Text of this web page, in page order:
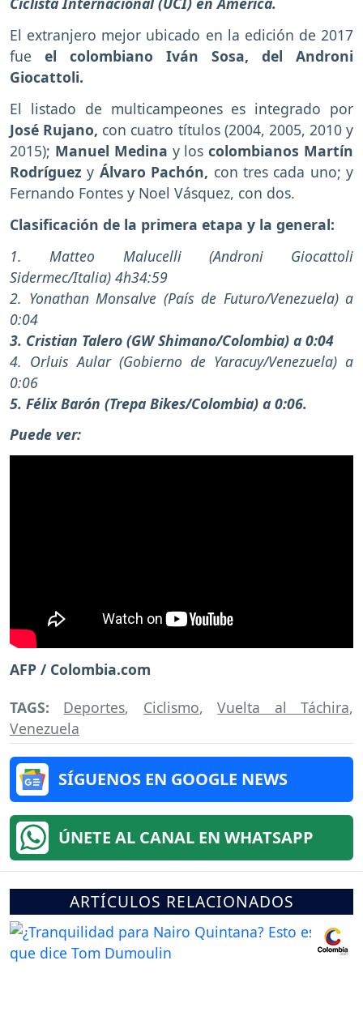
El extranjero mejor ubicado en la edición de 2017
fue el colombiano Iván Sosa, del Androni
Giocattoli.
El listado de multicampeones es integrado por
José Rujano, con cuatro títulos (2004, 2005, 2010 y
2015); Manuel Medina y loscolombianos Martín
Rodríguez y Álvaro Pachón, con tres cada uno; y
Fernando Fontes y Noel Vásquez, con dos.
Clasificación de la primera etapa y la general:
1. Matteo Malucelli (Androni Giocattoli
Sidermec/Italia) 4h34:59
2. Yonathan Monsalve (País de Futuro/Venezuela) a
0:04
3. Cristian Talero (GW Shimano/Colombia) a 0:04
4. Orluis Aular (Gobierno de Yaracuy/Venezuela) a
0:06
5. Félix Barón (Trepa Bikes/Colombia) a 0:06.
Puede ver:
AFP / Colombia.com
TAGS: Deportes, Ciclismo,Vuelta al Táchira,
Venezuela
SÍGUENOS EN GOOGLE NEWS
ÚNETE AL CANAL EN WHATSAPP
ARTÍCULOS RELACIONADOS